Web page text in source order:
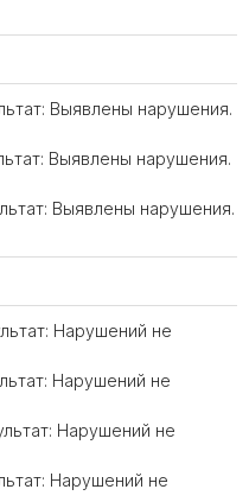
Выявлены нарушения.
Выявлены нарушения.
Выявлены нарушения.
Нарушений не
Нарушений не
Нарушений не
Нарушений не